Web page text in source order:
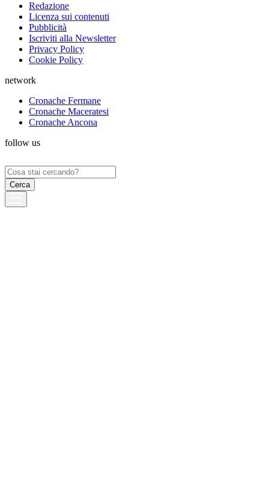
Redazione
Licenza sui contenuti
Pubblicità
Iscriviti alla Newsletter
Privacy Policy
Cookie Policy
network
Cronache Fermane
Cronache Maceratesi
Cronache Ancona
follow us
Ricerca
per: